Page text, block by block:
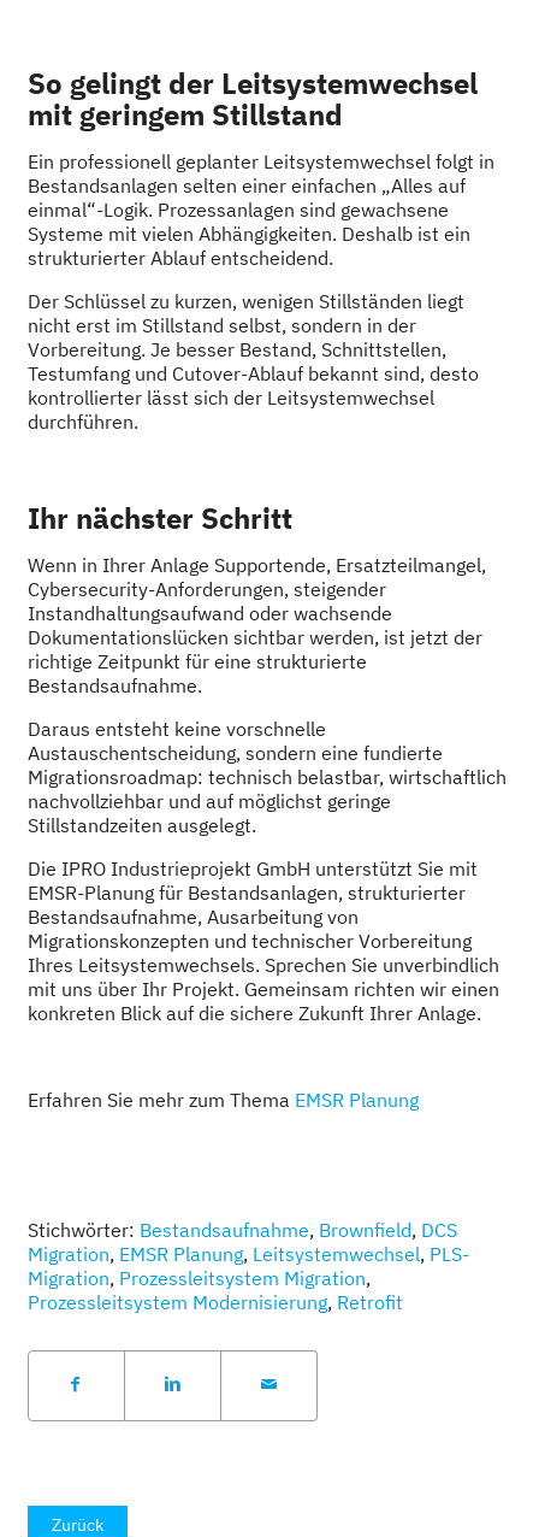
So gelingt der Leitsystemwechsel
mit geringem Stillstand
Ein professionell geplanter Leitsystemwechsel folgt in
Bestandsanlagen selten einer einfachen „Alles auf
einmal“-Logik. Prozessanlagen sind gewachsene
Systeme mit vielen Abhängigkeiten. Deshalb ist ein
strukturierter Ablauf entscheidend.
Der Schlüssel zu kurzen, wenigen Stillständen liegt
nicht erst im Stillstand selbst, sondern in der
Vorbereitung. Je besser Bestand, Schnittstellen,
Testumfang und Cutover-Ablauf bekannt sind, desto
kontrollierter lässt sich der Leitsystemwechsel
durchführen.
Ihr nächster Schritt
Wenn in Ihrer Anlage Supportende, Ersatzteilmangel,
Cybersecurity-Anforderungen, steigender
Instandhaltungsaufwand oder wachsende
Dokumentationslücken sichtbar werden, ist jetzt der
richtige Zeitpunkt für eine strukturierte
Bestandsaufnahme.
Daraus entsteht keine vorschnelle
Austauschentscheidung, sondern eine fundierte
Migrationsroadmap: technisch belastbar, wirtschaftlich
nachvollziehbar und auf möglichst geringe
Stillstandzeiten ausgelegt.
Die IPRO Industrieprojekt GmbH unterstützt Sie mit
EMSR-Planung für Bestandsanlagen, strukturierter
Bestandsaufnahme, Ausarbeitung von
Migrationskonzepten und technischer Vorbereitung
Ihres Leitsystemwechsels. Sprechen Sie unverbindlich
mit uns über Ihr Projekt. Gemeinsam richten wir einen
konkreten Blick auf die sichere Zukunft Ihrer Anlage.
Erfahren Sie mehr zum Thema EMSR Planung
Stichwörter: Bestandsaufnahme, Brownfield, DCS
Migration, EMSR Planung, Leitsystemwechsel, PLS-
Migration, Prozessleitsystem Migration,
Prozessleitsystem Modernisierung, Retrofit
Zurück